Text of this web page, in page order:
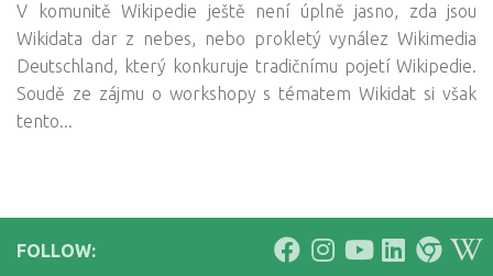
V komunitě Wikipedie ještě není úplně jasno, zda jsou
Wikidata dar z nebes, nebo prokletý vynález Wikimedia
Deutschland, který konkuruje tradičnímu pojetí Wikipedie.
Soudě ze zájmu o workshopy s tématem Wikidat si však
tento...
FOLLOW: